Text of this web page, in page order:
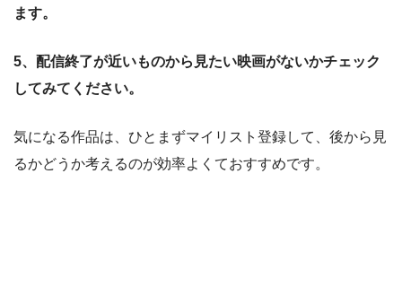
ます。
5、配信終了が近いものから見たい映画がないかチェック
してみてください。
気になる作品は、ひとまずマイリスト登録して、後から見
るかどうか考えるのが効率よくておすすめです。